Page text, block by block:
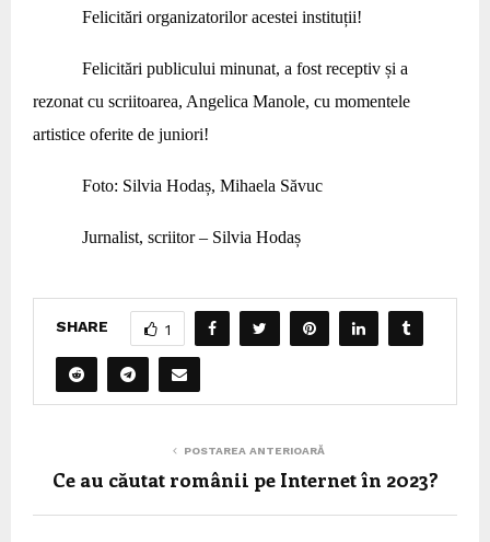
Felicitări organizatorilor acestei instituții!
Felicitări publicului minunat, a fost receptiv și a
rezonat cu scriitoarea, Angelica Manole, cu momentele
artistice oferite de juniori!
Foto: Silvia Hodaș, Mihaela Săvuc
Jurnalist, scriitor – Silvia Hodaș
SHARE 1
POSTAREA ANTERIOARĂ
Ce au căutat românii pe Internet în 2023?